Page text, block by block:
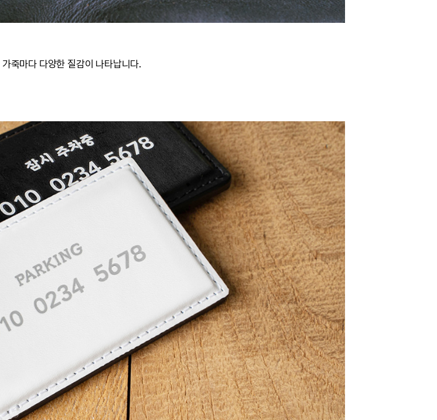
가죽마다 다양한 질감이 나타납니다.